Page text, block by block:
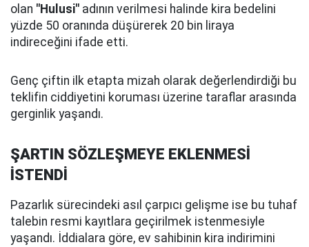
olan "Hulusi" adının verilmesi halinde kira bedelini
yüzde 50 oranında düşürerek 20 bin liraya
indireceğini ifade etti.
Genç çiftin ilk etapta mizah olarak değerlendirdiği bu
teklifin ciddiyetini koruması üzerine taraflar arasında
gerginlik yaşandı.
ŞARTIN SÖZLEŞMEYE EKLENMESİ
İSTENDİ
Pazarlık sürecindeki asıl çarpıcı gelişme ise bu tuhaf
talebin resmi kayıtlara geçirilmek istenmesiyle
yaşandı. İddialara göre, ev sahibinin kira indirimini